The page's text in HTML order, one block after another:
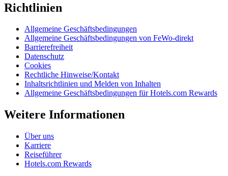
Richtlinien
Allgemeine Geschäftsbedingungen
Allgemeine Geschäftsbedingungen von FeWo-direkt
Barrierefreiheit
Datenschutz
Cookies
Rechtliche Hinweise/Kontakt
Inhaltsrichtlinien und Melden von Inhalten
Allgemeine Geschäftsbedingungen für Hotels.com Rewards
Weitere Informationen
Über uns
Karriere
Reiseführer
Hotels.com Rewards